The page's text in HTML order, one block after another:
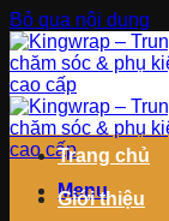
Bỏ qua nội dung
Menu
Trang chủ
Giới thiệu